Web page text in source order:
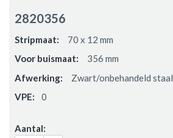
2820356
70 x 12 mm
356 mm
Zwart/onbehandeld staal
0